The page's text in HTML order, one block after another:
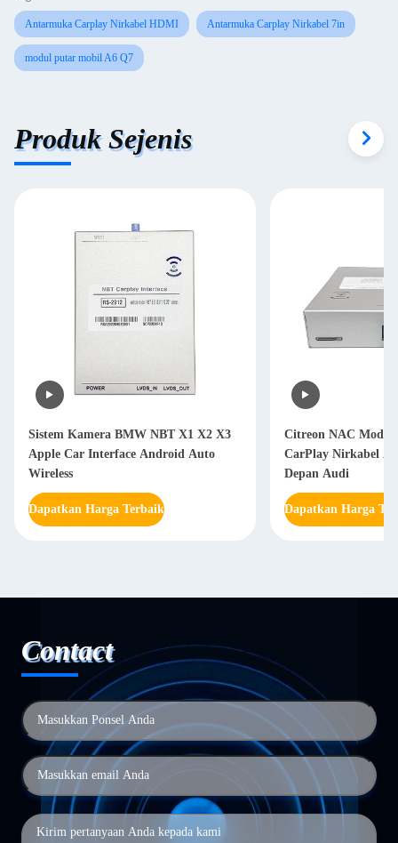
Antarmuka Carplay Nirkabel HDMI Antarmuka Carplay Nirkabel 7in
modul putar mobil A6 Q7
Produk Sejenis
Sistem Kamera BMW NBT X1 X2 X3
Apple Car Interface Android Auto
Wireless
Dapatkan Harga Terbaik
Citreon NAC
CarPlay Nirkabel
Depan Audi
Dapatkan Harga
Contact